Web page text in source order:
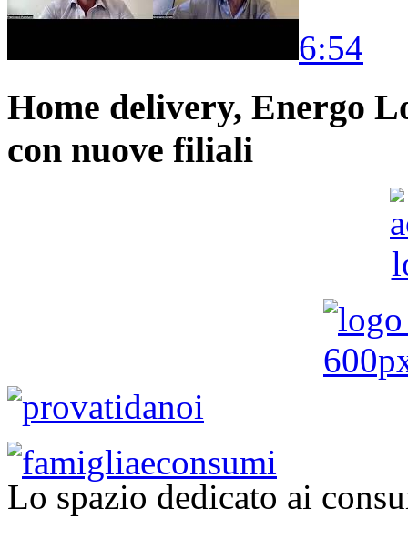
6:54
Home delivery, Energo
con nuove filiali
Lo spazio dedicato ai